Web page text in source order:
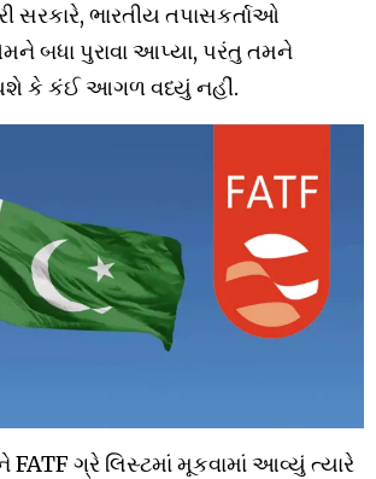
સરકારે, ભારતીય તપાસકર્તાઓ
બધા પુરાવા આપ્યા, પરંતુ તમને
કે કંઈ આગળ વધ્યું નહીં.
FATF ગ્રે લિસ્ટમાં મૂકવામાં આવ્યું ત્યારે